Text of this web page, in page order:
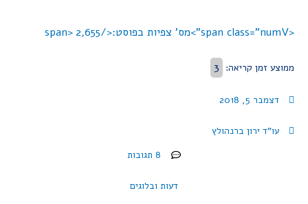
<span class="numV">מס' צפיות בפוסט:</span> 2,655
ממוצע זמן קריאה: 3
דצמבר 5, 2018
עו"ד ירון ברנהולץ
8 תגובות
דעות ובלוגים